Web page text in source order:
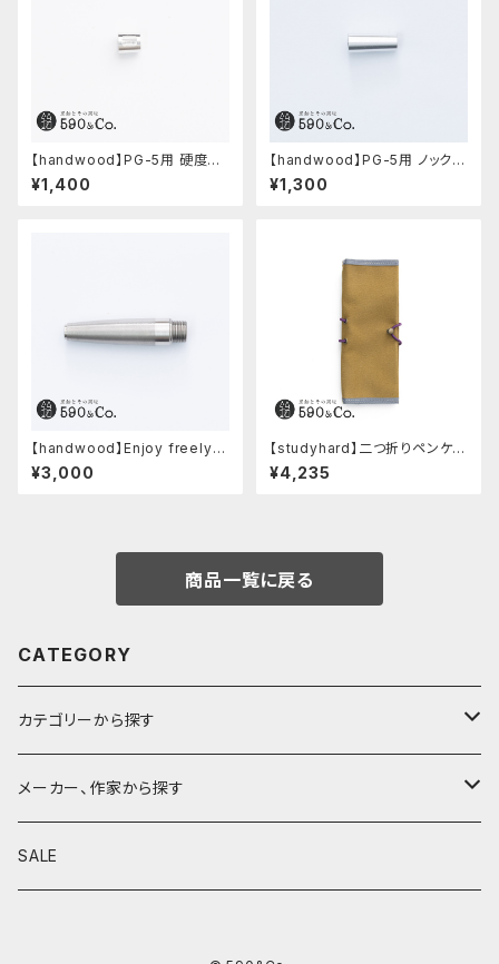
【handwood】PG-5用 硬度表
示窓 (アルミ/長方形)
¥1,400
【handwood】PG-5用 ノック部
カバー (超超ジュラルミン)
¥1,300
【handwood】Enjoy freely
前軸・滑り止め(ステンレス)
¥3,000
【studyhard】二つ折りペンケー
ス ミニマムコンパクトサイズ
(カーキ)
¥4,235
商品一覧に戻る
CATEGORY
カテゴリーから探す
鉛筆
鉛筆補助軸
メーカー、作家から探す
590&Co.
SALE